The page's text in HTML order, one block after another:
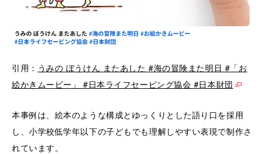
引用： うみの ぼうけん またあした #海の冒険また明日 #「お
絵かきムービー」 #日本ライフセービング協会 #日本財団
本事例は、絵本のような構成とゆっくりとした語り口を採用
し、小学校低学年以下の子どもでも理解しやすい表現で制作さ
れています。